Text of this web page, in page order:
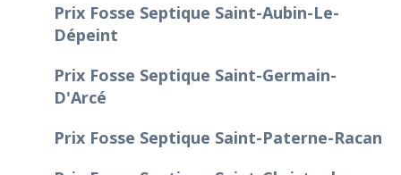
Prix Fosse Septique Saint-Aubin-Le-
Dépeint
Prix Fosse Septique Saint-Germain-
D'Arcé
Prix Fosse Septique Saint-Paterne-Racan